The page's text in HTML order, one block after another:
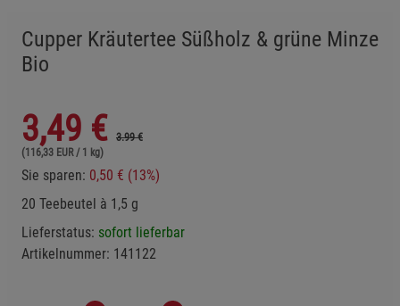
Cupper Kräutertee Süßholz & grüne Minze
Bio
3,49 €
3.99 €
(116,33 EUR / 1 kg)
Sie sparen: 0,50 € (13%)
20 Teebeutel à 1,5 g
Lieferstatus: sofort lieferbar
Artikelnummer: 141122